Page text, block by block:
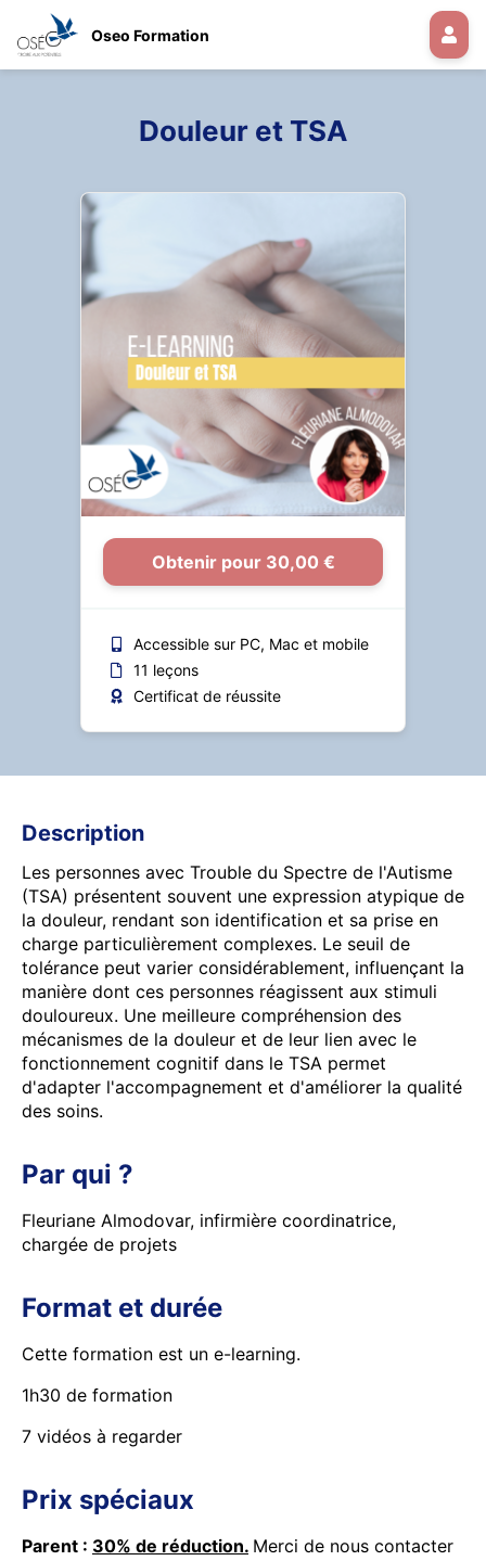
Oseo Formation
Douleur et TSA
Obtenir pour 30,00 €
Accessible sur PC, Mac et mobile
11 leçons
Certificat de réussite
Description
Les personnes avec Trouble du Spectre de l'Autisme
(TSA) présentent souvent une expression atypique de
la douleur, rendant son identification et sa prise en
charge particulièrement complexes. Le seuil de
tolérance peut varier considérablement, influençant la
manière dont ces personnes réagissent aux stimuli
douloureux. Une meilleure compréhension des
mécanismes de la douleur et de leur lien avec le
fonctionnement cognitif dans le TSA permet
d'adapter l'accompagnement et d'améliorer la qualité
des soins.
Par qui ?
Fleuriane Almodovar, infirmière coordinatrice,
chargée de projets
Format et durée
Cette formation est un e-learning.
1h30 de formation
7 vidéos à regarder
Prix spéciaux
Parent : 30% de réduction. Merci de nous contacter